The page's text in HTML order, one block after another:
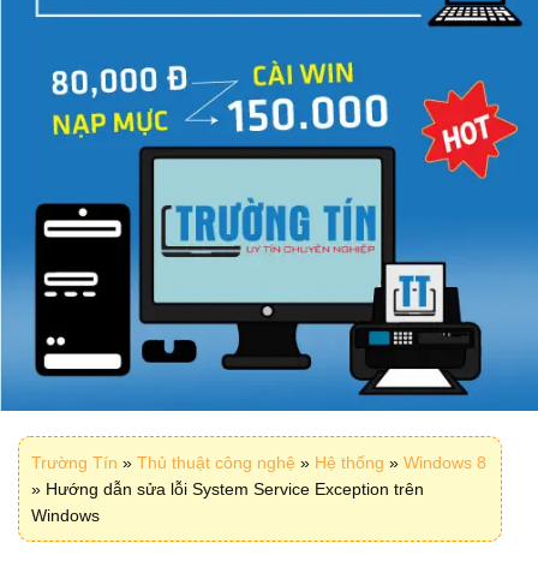
Trường Tín » Thủ thuật công nghệ » Hệ thống » Windows 8
» Hướng dẫn sửa lỗi System Service Exception trên
Windows